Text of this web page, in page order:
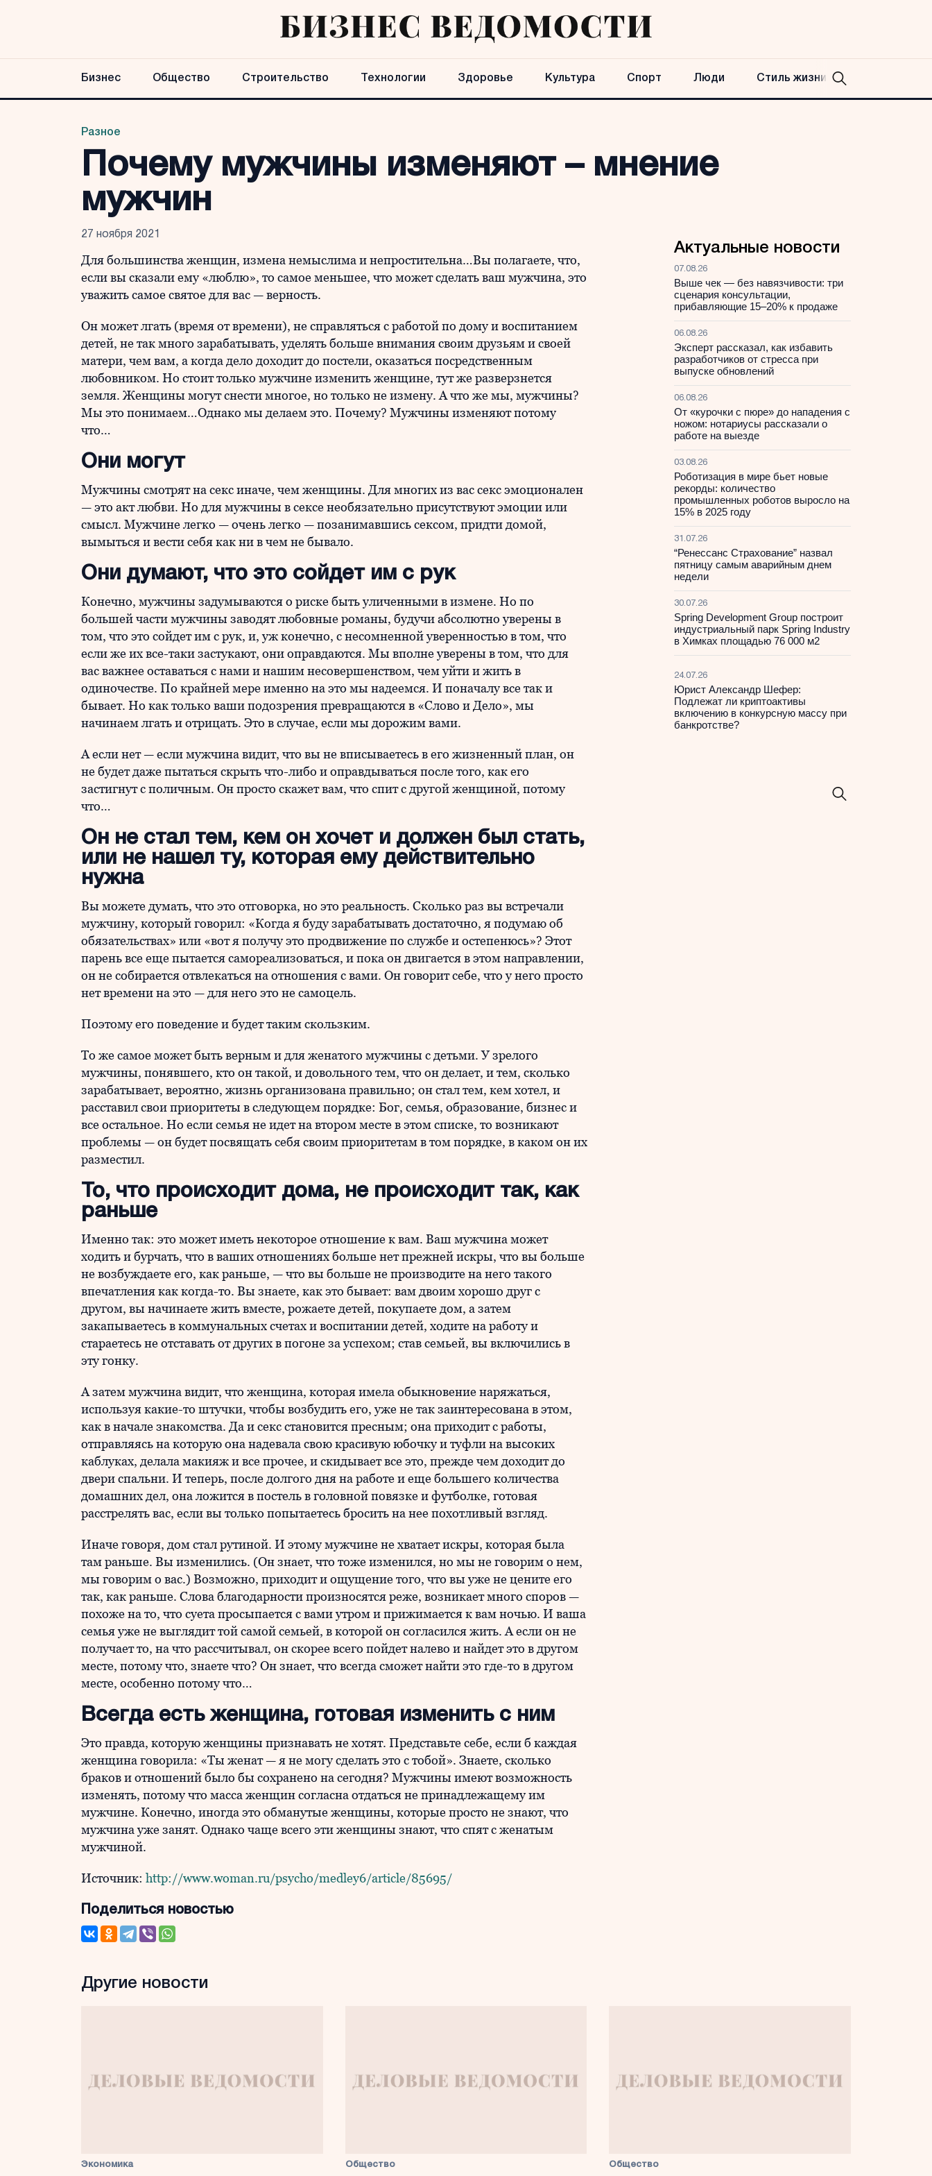
Бизнес Общество Строительство Технологии Здоровье Культура Спорт Люди Стиль жизни
Разное
Почему мужчины изменяют – мнение
мужчин
27 ноября 2021
Для большинства женщин, измена немыслима и непростительна…Вы полагаете, что,
если вы сказали ему «люблю», то самое меньшее, что может сделать ваш мужчина, это
уважить самое святое для вас — верность.
Он может лгать (время от времени), не справляться с работой по дому и воспитанием
детей, не так много зарабатывать, уделять больше внимания своим друзьям и своей
матери, чем вам, а когда дело доходит до постели, оказаться посредственным
любовником. Но стоит только мужчине изменить женщине, тут же разверзнется
земля. Женщины могут снести многое, но только не измену. А что же мы, мужчины?
Мы это понимаем…Однако мы делаем это. Почему? Мужчины изменяют потому
что…
Они могут
Мужчины смотрят на секс иначе, чем женщины. Для многих из вас секс эмоционален
— это акт любви. Но для мужчины в сексе необязательно присутствуют эмоции или
смысл. Мужчине легко — очень легко — позанимавшись сексом, придти домой,
вымыться и вести себя как ни в чем не бывало.
Они думают, что это сойдет им с рук
Конечно, мужчины задумываются о риске быть уличенными в измене. Но по
большей части мужчины заводят любовные романы, будучи абсолютно уверены в
том, что это сойдет им с рук, и, уж конечно, с несомненной уверенностью в том, что
если же их все-таки застукают, они оправдаются. Мы вполне уверены в том, что для
вас важнее оставаться с нами и нашим несовершенством, чем уйти и жить в
одиночестве. По крайней мере именно на это мы надеемся. И поначалу все так и
бывает. Но как только ваши подозрения превращаются в «Слово и Дело», мы
начинаем лгать и отрицать. Это в случае, если мы дорожим вами.
А если нет — если мужчина видит, что вы не вписываетесь в его жизненный план, он
не будет даже пытаться скрыть что-либо и оправдываться после того, как его
застигнут с поличным. Он просто скажет вам, что спит с другой женщиной, потому
что…
Он не стал тем, кем он хочет и должен был стать,
или не нашел ту, которая ему действительно
нужна
Вы можете думать, что это отговорка, но это реальность. Сколько раз вы встречали
мужчину, который говорил: «Когда я буду зарабатывать достаточно, я подумаю об
обязательствах» или «вот я получу это продвижение по службе и остепенюсь»? Этот
парень все еще пытается самореализоваться, и пока он двигается в этом направлении,
он не собирается отвлекаться на отношения с вами. Он говорит себе, что у него просто
нет времени на это — для него это не самоцель.
Поэтому его поведение и будет таким скользким.
То же самое может быть верным и для женатого мужчины с детьми. У зрелого
мужчины, понявшего, кто он такой, и довольного тем, что он делает, и тем, сколько
зарабатывает, вероятно, жизнь организована правильно; он стал тем, кем хотел, и
расставил свои приоритеты в следующем порядке: Бог, семья, образование, бизнес и
все остальное. Но если семья не идет на втором месте в этом списке, то возникают
проблемы — он будет посвящать себя своим приоритетам в том порядке, в каком он их
разместил.
То, что происходит дома, не происходит так, как
раньше
Именно так: это может иметь некоторое отношение к вам. Ваш мужчина может
ходить и бурчать, что в ваших отношениях больше нет прежней искры, что вы больше
не возбуждаете его, как раньше, — что вы больше не производите на него такого
впечатления как когда-то. Вы знаете, как это бывает: вам двоим хорошо друг с
другом, вы начинаете жить вместе, рожаете детей, покупаете дом, а затем
закапываетесь в коммунальных счетах и воспитании детей, ходите на работу и
стараетесь не отставать от других в погоне за успехом; став семьей, вы включились в
эту гонку.
А затем мужчина видит, что женщина, которая имела обыкновение наряжаться,
используя какие-то штучки, чтобы возбудить его, уже не так заинтересована в этом,
как в начале знакомства. Да и секс становится пресным; она приходит с работы,
отправляясь на которую она надевала свою красивую юбочку и туфли на высоких
каблуках, делала макияж и все прочее, и скидывает все это, прежде чем доходит до
двери спальни. И теперь, после долгого дня на работе и еще большего количества
домашних дел, она ложится в постель в головной повязке и футболке, готовая
расстрелять вас, если вы только попытаетесь бросить на нее похотливый взгляд.
Иначе говоря, дом стал рутиной. И этому мужчине не хватает искры, которая была
там раньше. Вы изменились. (Он знает, что тоже изменился, но мы не говорим о нем,
мы говорим о вас.) Возможно, приходит и ощущение того, что вы уже не цените его
так, как раньше. Слова благодарности произносятся реже, возникает много споров —
похоже на то, что суета просыпается с вами утром и прижимается к вам ночью. И ваша
семья уже не выглядит той самой семьей, в которой он согласился жить. А если он не
получает то, на что рассчитывал, он скорее всего пойдет налево и найдет это в другом
месте, потому что, знаете что? Он знает, что всегда сможет найти это где-то в другом
месте, особенно потому что…
Всегда есть женщина, готовая изменить с ним
Это правда, которую женщины признавать не хотят. Представьте себе, если б каждая
женщина говорила: «Ты женат — я не могу сделать это с тобой». Знаете, сколько
браков и отношений было бы сохранено на сегодня? Мужчины имеют возможность
изменять, потому что масса женщин согласна отдаться не принадлежащему им
мужчине. Конечно, иногда это обманутые женщины, которые просто не знают, что
мужчина уже занят. Однако чаще всего эти женщины знают, что спят с женатым
мужчиной.
Источник: http://www.woman.ru/psycho/medley6/article/85695/
Поделиться новостью
Актуальные новости
07.08.26
Выше чек — без навязчивости: три
сценария консультации,
прибавляющие 15–20% к продаже
06.08.26
Эксперт рассказал, как избавить
разработчиков от стресса при
выпуске обновлений
06.08.26
От «курочки с пюре» до нападения с
ножом: нотариусы рассказали о
работе на выезде
03.08.26
Роботизация в мире бьет новые
рекорды: количество
промышленных роботов выросло на
15% в 2025 году
31.07.26
“Ренессанс Страхование” назвал
пятницу самым аварийным днем
недели
30.07.26
Spring Development Group построит
индустриальный парк Spring Industry
в Химках площадью 76 000 м2
24.07.26
Юрист Александр Шефер:
Подлежат ли криптоактивы
включению в конкурсную массу при
банкротстве?
Другие новости
Экономика Общество Общество